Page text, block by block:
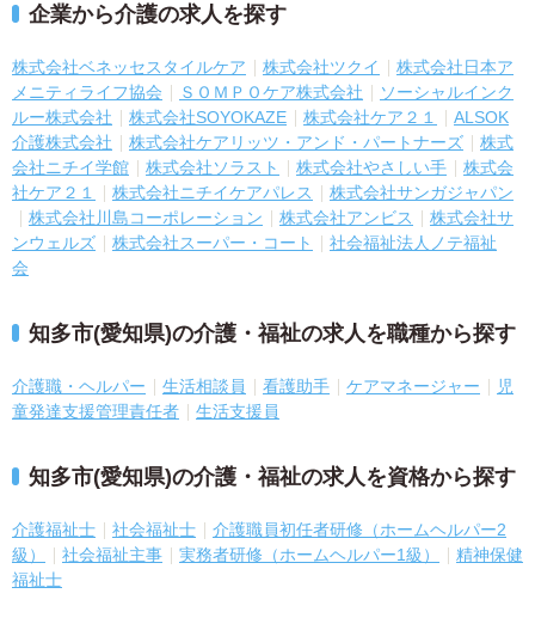
企業から介護の求人を探す
株式会社ベネッセスタイルケア 株式会社ツクイ
株式会社日本ア
メニティライフ協会
ＳＯＭＰＯケア株式会社
ソーシャルインク
ルー株式会社
株式会社SOYOKAZE 株式会社ケア２１
ALSOK
介護株式会社
株式会社ケアリッツ・アンド・パートナーズ
株式
会社ニチイ学館
株式会社ソラスト 株式会社やさしい手
株式会
社ケア２１
株式会社ニチイケアパレス
株式会社サンガジャパン
株式会社川島コーポレーション
株式会社アンビス
株式会社サ
ンウェルズ
株式会社スーパー・コート
社会福祉法人ノテ福祉
会
知多市(愛知県)の介護・福祉の求人を職種から探す
介護職・ヘルパー 生活相談員 看護助手 ケアマネージャー
児
童発達支援管理責任者
生活支援員
知多市(愛知県)の介護・福祉の求人を資格から探す
介護福祉士 社会福祉士
介護職員初任者研修（ホームヘルパー2
級）
社会福祉主事 実務者研修（ホームヘルパー1級）
精神保健
福祉士